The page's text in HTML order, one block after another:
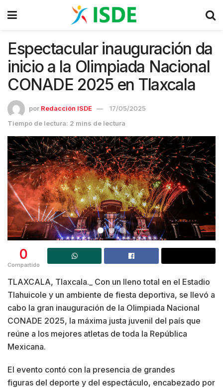
Espectacular inauguración da
inicio a la Olimpiada Nacional
CONADE 2025 en Tlaxcala
por Redacción ISDE
17/05/2025
Tiempo de lectura: 2 mins de lectura
0
Compartido
TLAXCALA, Tlaxcala._ Con un lleno total en el Estadio
Tlahuicole y un ambiente de fiesta deportiva, se llevó a
cabo la gran inauguración de la Olimpiada Nacional
CONADE 2025, la máxima justa juvenil del país que
reúne a los mejores atletas de toda la República
Mexicana.
El evento contó con la presencia de grandes
figuras del deporte y del espectáculo, encabezado por